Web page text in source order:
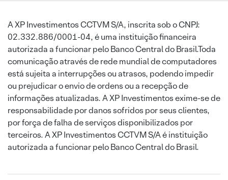
A XP Investimentos CCTVM S/A, inscrita sob o CNPJ:
02.332.886/0001-04, é uma instituição financeira
autorizada a funcionar pelo Banco Central do Brasil.Toda
comunicação através de rede mundial de computadores
está sujeita a interrupções ou atrasos, podendo impedir
ou prejudicar o envio de ordens ou a recepção de
informações atualizadas. A XP Investimentos exime-se de
responsabilidade por danos sofridos por seus clientes,
por força de falha de serviços disponibilizados por
terceiros. A XP Investimentos CCTVM S/A é instituição
autorizada a funcionar pelo Banco Central do Brasil.